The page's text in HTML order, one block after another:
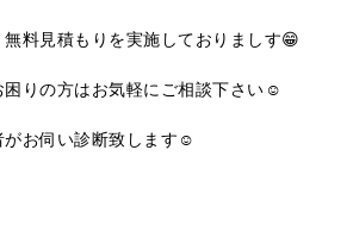
料見積もりを実施しておりましす😁
りの方はお気軽にご相談下さい☺️
お伺い診断致します☺️